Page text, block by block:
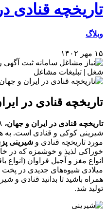
تاریخچه قنادی
وبلاگ
۱۵ مهر ۱۴۰۲
تاریخچه قنادی در
تاریخچه قنادی در ایران و جهان،
شیرینی‌ کوکی و قنادی است. به
مورد تاریخچه قنادی و شیرینی
خوراکی لذیذ و خوشمزه که در
میلادی شیوه‌های جدیدی در پخت
همراه باشید تا بدانید قنادی و
تولید شد.